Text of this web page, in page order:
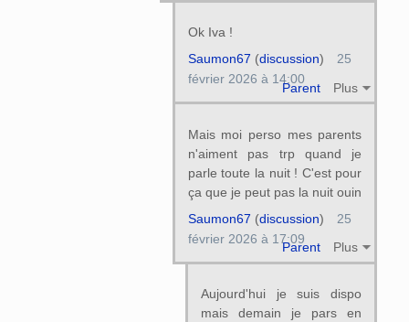
Ok Iva !
Parent Plus
Saumon67 (discussion)
25
février 2026 à 14:00
Mais moi perso mes parents
n'aiment pas trp quand je
parle toute la nuit ! C'est pour
ça que je peut pas la nuit ouin
Parent Plus
Saumon67 (discussion)
25
février 2026 à 17:09
Aujourd'hui je suis dispo
mais demain je pars en